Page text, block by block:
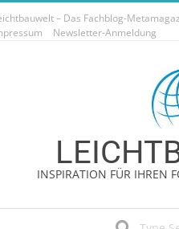
Skip
to
– Das Fachblog-
Newsletter-Anmeldung
INSPIRATION FÜR IHREN